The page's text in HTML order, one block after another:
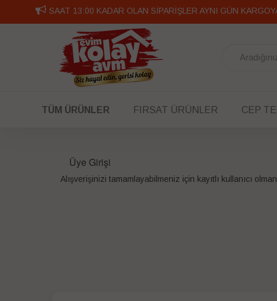
SAAT 13:00 KADAR OLAN SİPARİŞLER AYNI GÜN
TÜM ÜRÜNLER FIRSAT ÜRÜNLER CEP
Üye Girişi
Alışverişinizi tamamlayabilmeniz için kayıtlı kullanıcı